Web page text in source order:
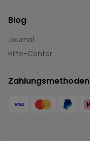
Blog
Journal
Hilfe-Center
Zahlungsmethoden